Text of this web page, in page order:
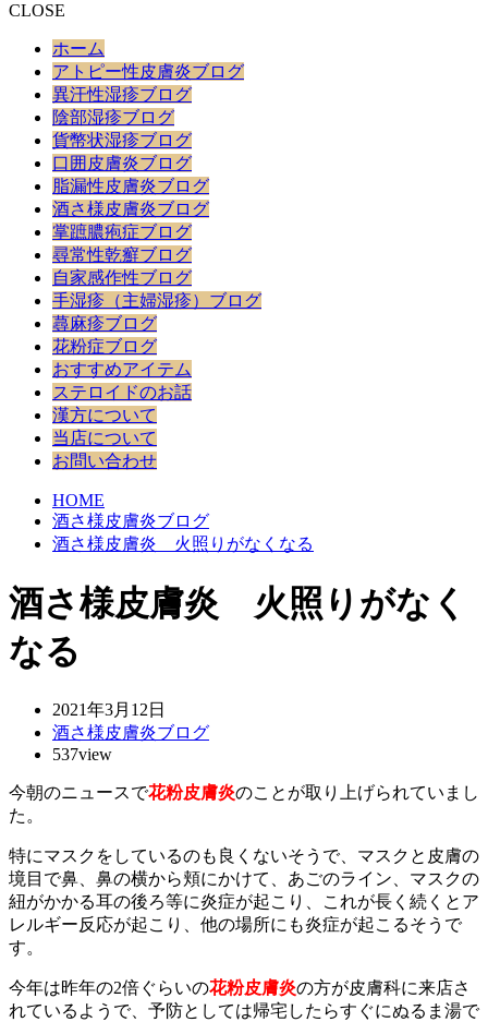
CLOSE
ホーム
アトピー性皮膚炎ブログ
異汗性湿疹ブログ
陰部湿疹ブログ
貨幣状湿疹ブログ
口囲皮膚炎ブログ
脂漏性皮膚炎ブログ
酒さ様皮膚炎ブログ
掌蹠膿疱症ブログ
尋常性乾癬ブログ
自家感作性ブログ
手湿疹（主婦湿疹）ブログ
蕁麻疹ブログ
花粉症ブログ
おすすめアイテム
ステロイドのお話
漢方について
当店について
お問い合わせ
HOME
酒さ様皮膚炎ブログ
酒さ様皮膚炎 火照りがなくなる
酒さ様皮膚炎 火照りがなく
なる
2021年3月12日
酒さ様皮膚炎ブログ
537view
今朝のニュースで花粉皮膚炎のことが取り上げられていまし
た。
特にマスクをしているのも良くないそうで、マスクと皮膚の
境目で鼻、鼻の横から頬にかけて、あごのライン、マスクの
紐がかかる耳の後ろ等に炎症が起こり、これが長く続くとア
レルギー反応が起こり、他の場所にも炎症が起こるそうで
す。
今年は昨年の2倍ぐらいの花粉皮膚炎の方が皮膚科に来店さ
れているようで、予防としては帰宅したらすぐにぬるま湯で